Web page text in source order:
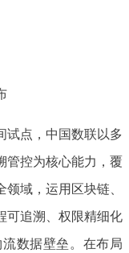
试点，中国数联以多
管控为核心能力，覆
域，运用区块链、
可追溯、权限精细化
数据壁垒。在布局